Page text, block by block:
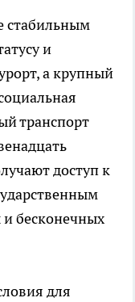
стабильным
и
а крупный
транспорт
доступ к
бесконечных
для